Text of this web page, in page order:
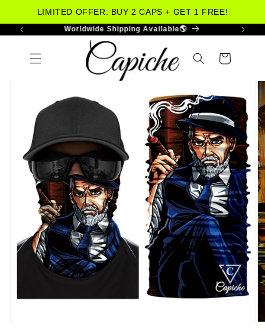
LIMITED OFFER: BUY 2 CAPS + GET 1 FREE!
Skip to
More Than 30.000 Happy Customers😁
Cart
information